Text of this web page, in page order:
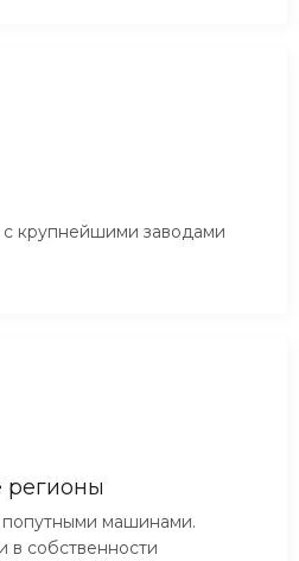
крупнейшими заводами
регионы
машинами.
в собственности